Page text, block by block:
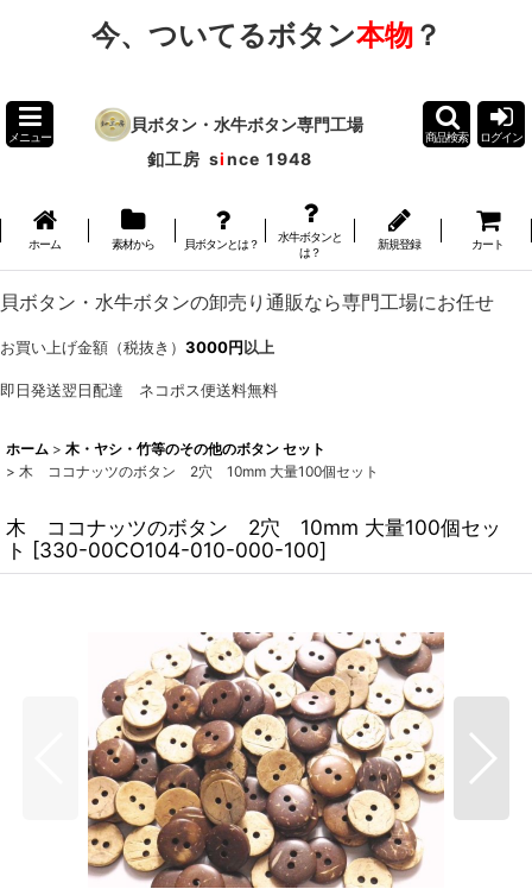
今、ついてるボタン本物？
メニュー
貝ボタン・水牛ボタン専門工場
釦工房 since 1948
商品検索 ログイン
ホーム 素材から 貝ボタンとは？
水牛ボタンと
は？
新規登録 カート
貝ボタン・水牛ボタンの卸売り通販なら専門工場にお任せ
お買い上げ金額（税抜き） 3000円以上
即日発送翌日配達 ネコポス便送料無料
ホーム > 木・ヤシ・竹等のその他のボタン セット
> 木 ココナッツのボタン 2穴 10mm 大量100個セット
木 ココナッツのボタン 2穴 10mm 大量100個セッ
ト [330-00CO104-010-000-100]